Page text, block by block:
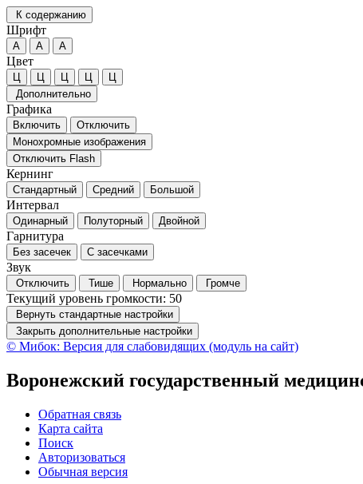
К содержанию
Шрифт
А А А
Цвет
Ц Ц Ц Ц
Ц
Дополнительно
Графика
Включить
Отключить
Монохромные изображения
Отключить Flash
Кернинг
Стандартный Средний Большой
Интервал
Одинарный Полуторный Двойной
Гарнитура
Без засечек С засечками
Звук
Отключить Тише Нормально Громче
Текущий уровень громкости: 50
Вернуть стандартные настройки
Закрыть дополнительные настройки
© Мибок: Версия для слабовидящих (модуль на сайт)
Воронежский государственный
Обратная связь
Карта сайта
Поиск
Авторизоваться
Обычная версия